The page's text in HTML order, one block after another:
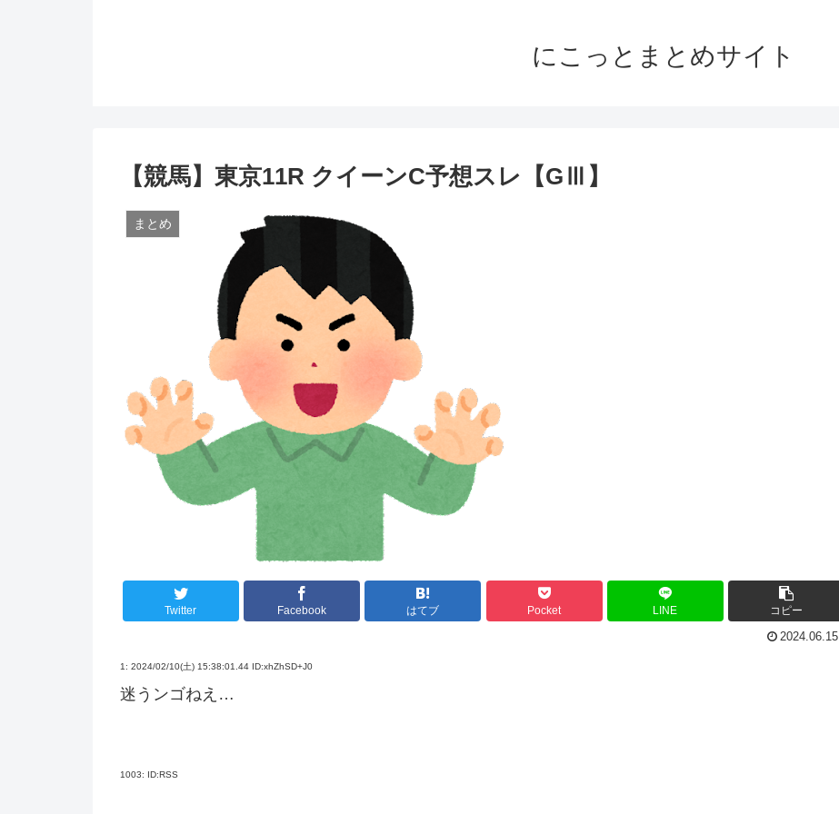
にこっとまとめサイト
【競馬】東京11R クイーンC予想スレ【GⅢ】
まとめ
Twitter Facebook はてブ Pocket LINE コピー
2024.06.15
1: 2024/02/10(土) 15:38:01.44 ID:xhZhSD+J0
迷うンゴねえ…
1003: ID:RSS